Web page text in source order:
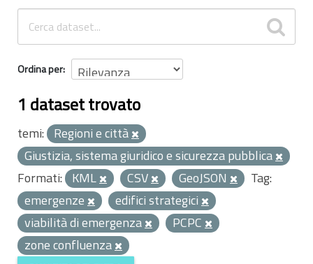
INFORMAZIONI
Ordina per
1 dataset trovato
temi: Regioni e città
Giustizia, sistema giuridico e sicurezza pubblica
Formati: KML CSV GeoJSON
Tag:
emergenze
edifici strategici
viabilità di emergenza
PCPC
zone confluenza